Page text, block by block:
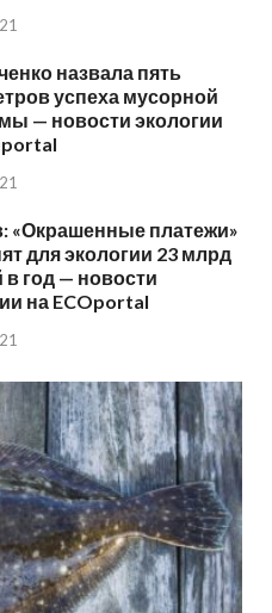
назвала пять
успеха мусорной
— новости экологии
«Окрашенные платежи»
для экологии 23 млрд
в год — новости
на ECOportal